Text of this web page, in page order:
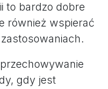
to bardzo dobre
również wspierać
gdy jest